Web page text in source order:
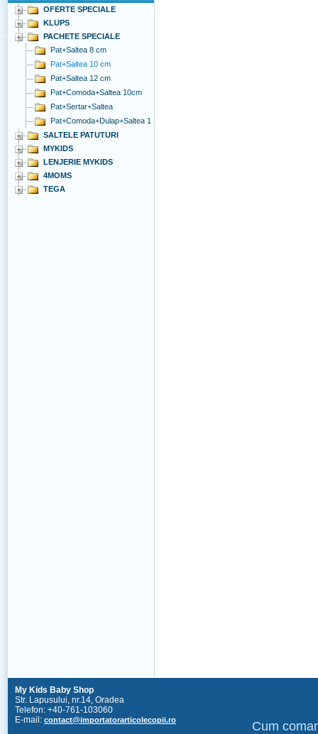
OFERTE SPECIALE
KLUPS
PACHETE SPECIALE
Pat+Saltea 8 cm
Pat+Saltea 10 cm
Pat+Saltea 12 cm
Pat+Comoda+Saltea 10cm
Pat+Sertar+Saltea
Pat+Comoda+Dulap+Saltea 1
SALTELE PATUTURI
MYKIDS
LENJERIE MYKIDS
4MOMS
TEGA
My Kids Baby Shop
Str. Lapusului, nr.14, Oradea
Telefon: +40-761-103060
E-mail: contact@importatorarticolecopii.ro
Cum